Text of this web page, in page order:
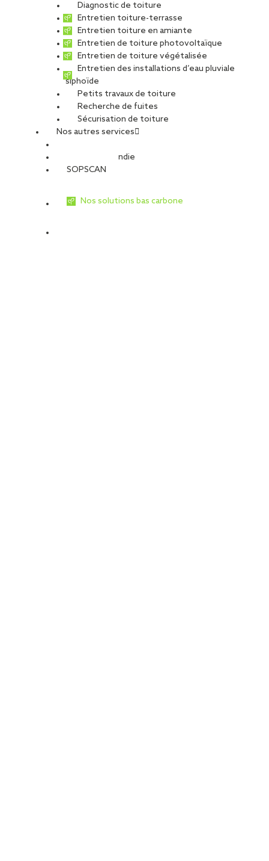
Diagnostic de toiture
Entretien toiture-terrasse
Entretien toiture en amiante
Entretien de toiture photovoltaïque
Entretien de toiture végétalisée
Entretien des installations d’eau pluviale
siphoïde
Petits travaux de toiture
Recherche de fuites
Sécurisation de toiture
Nos autres services
Sécurité Incendie
SOPSCAN
Nos solutions bas carbone